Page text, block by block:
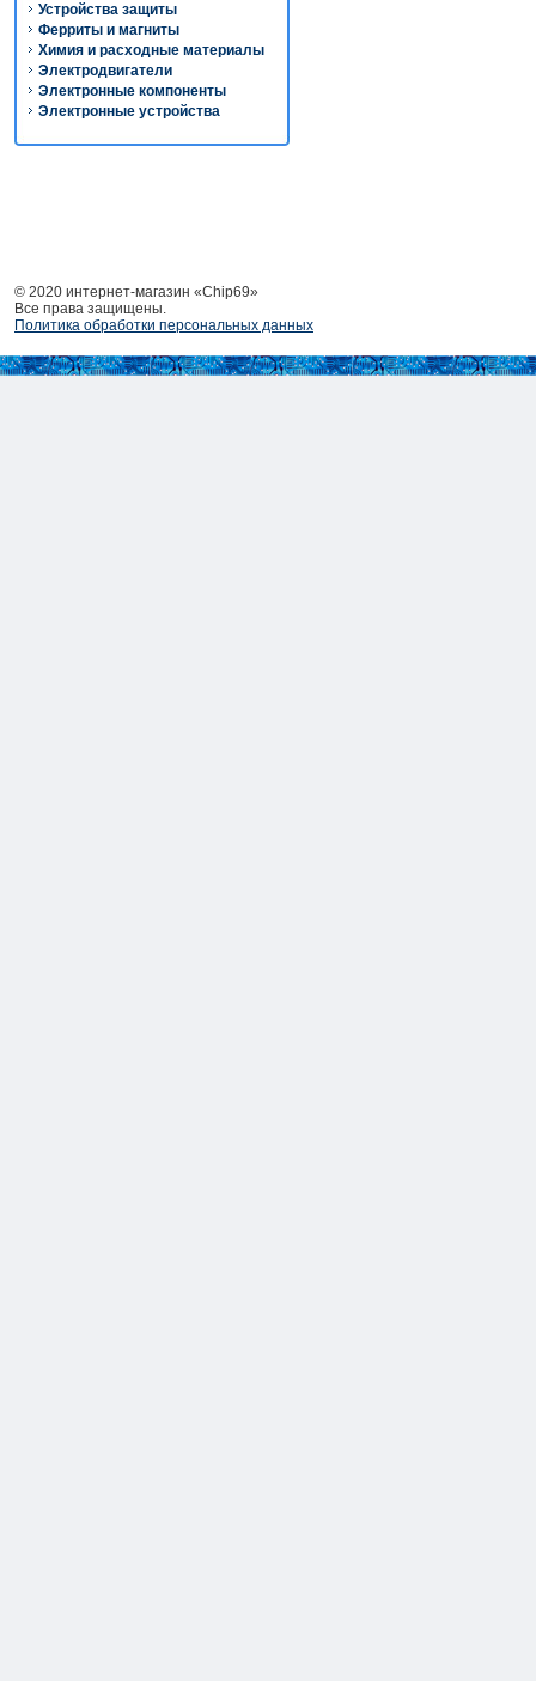
Устройства защиты
Ферриты и магниты
Химия и расходные материалы
Электродвигатели
Электронные компоненты
Электронные устройства
© 2020 интернет-магазин «Chip69»
Все права защищены.
Политика обработки персональных данных